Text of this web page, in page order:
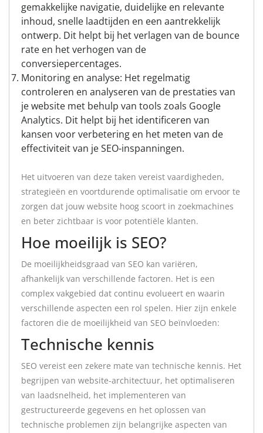
gemakkelijke navigatie, duidelijke en relevante
inhoud, snelle laadtijden en een aantrekkelijk
ontwerp. Dit helpt bij het verlagen van de bounce
rate en het verhogen van de
conversiepercentages.
Monitoring en analyse: Het regelmatig
controleren en analyseren van de prestaties van
je website met behulp van tools zoals Google
Analytics. Dit helpt bij het identificeren van
kansen voor verbetering en het meten van de
effectiviteit van je SEO-inspanningen.
Het uitvoeren van deze taken vereist vaardigheden,
strategieën en voortdurende optimalisatie om ervoor te
zorgen dat jouw website hoog scoort in zoekmachines
en beter zichtbaar is voor potentiële klanten.
Hoe moeilijk is SEO?
De moeilijkheidsgraad van SEO kan variëren,
afhankelijk van verschillende factoren. Het is een
complex vakgebied dat continu evolueert en waarin
verschillende aspecten een rol spelen. Hier zijn enkele
factoren die de moeilijkheid van SEO beïnvloeden:
Technische kennis
SEO vereist een zekere mate van technische kennis. Het
begrijpen van website-architectuur, het optimaliseren
van laadsnelheid, het implementeren van
gestructureerde gegevens en het oplossen van
technische problemen zijn belangrijke aspecten van